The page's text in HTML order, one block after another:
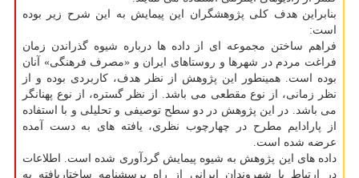
بنابراین هدف کلی پژوهشگران این پیمایش به این شرح زیر بوده
است:
فراهم ساختن مجموعه ای از داده ها درباره شیوه گذراندن زمان
فراغت مردم در شهرها و روستاهای ایران و «مصرف فرهنگی» آنان
بوده است. همینطور این پژوهش از نظر هدف، کاربردی بوده و از
نظر زمانی، از نوع مقطعی می باشد. از نظر گستره، از نوع پهنانگر
می باشد. در این پژوهش در دو سطح توصیفی و تحلیلی و با استفاده
از پارادایم مطرح در چهارچوب نظری، یافته های به دست آمده
عرضه شده است.
داده‎ های این پژوهش به شیوه پیمایش گردآوری شده است. اطلاعات
در ارتباط با شهروندان ایرانی از راه پرسشنامه ساختاریافته به